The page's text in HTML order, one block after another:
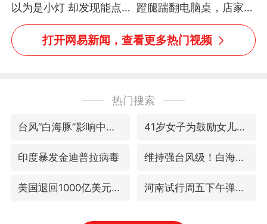
以为是小灯 却发现能点
燃香烟 当事人：已报警
处理
蹬腿踹翻电脑桌，店家3
台显示器与机械臂损坏
打开网易新闻，查看更多热门视频
热门搜索
台风“白海豚”影响中国已成定局 41岁女子为鼓励女儿考上985研究生
印度暴发金迪普拉病毒 维持强台风级！白海豚直奔华东沿海
美国退回1000亿美元关税 河南试行周五下午弹性离岗